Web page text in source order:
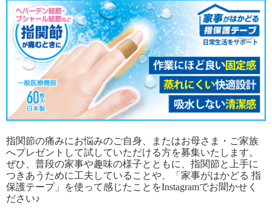
指関節の痛みにお悩みのご自身、またはお母さま・ご家族
へプレゼントして試していただける方を募集いたします。
ぜひ、普段の家事や趣味の様子とともに、指関節と上手に
つきあうために工夫していることや、「家事がはかどる 指
保護テープ」を使って感じたことをInstagramでお聞かせく
ださい♪